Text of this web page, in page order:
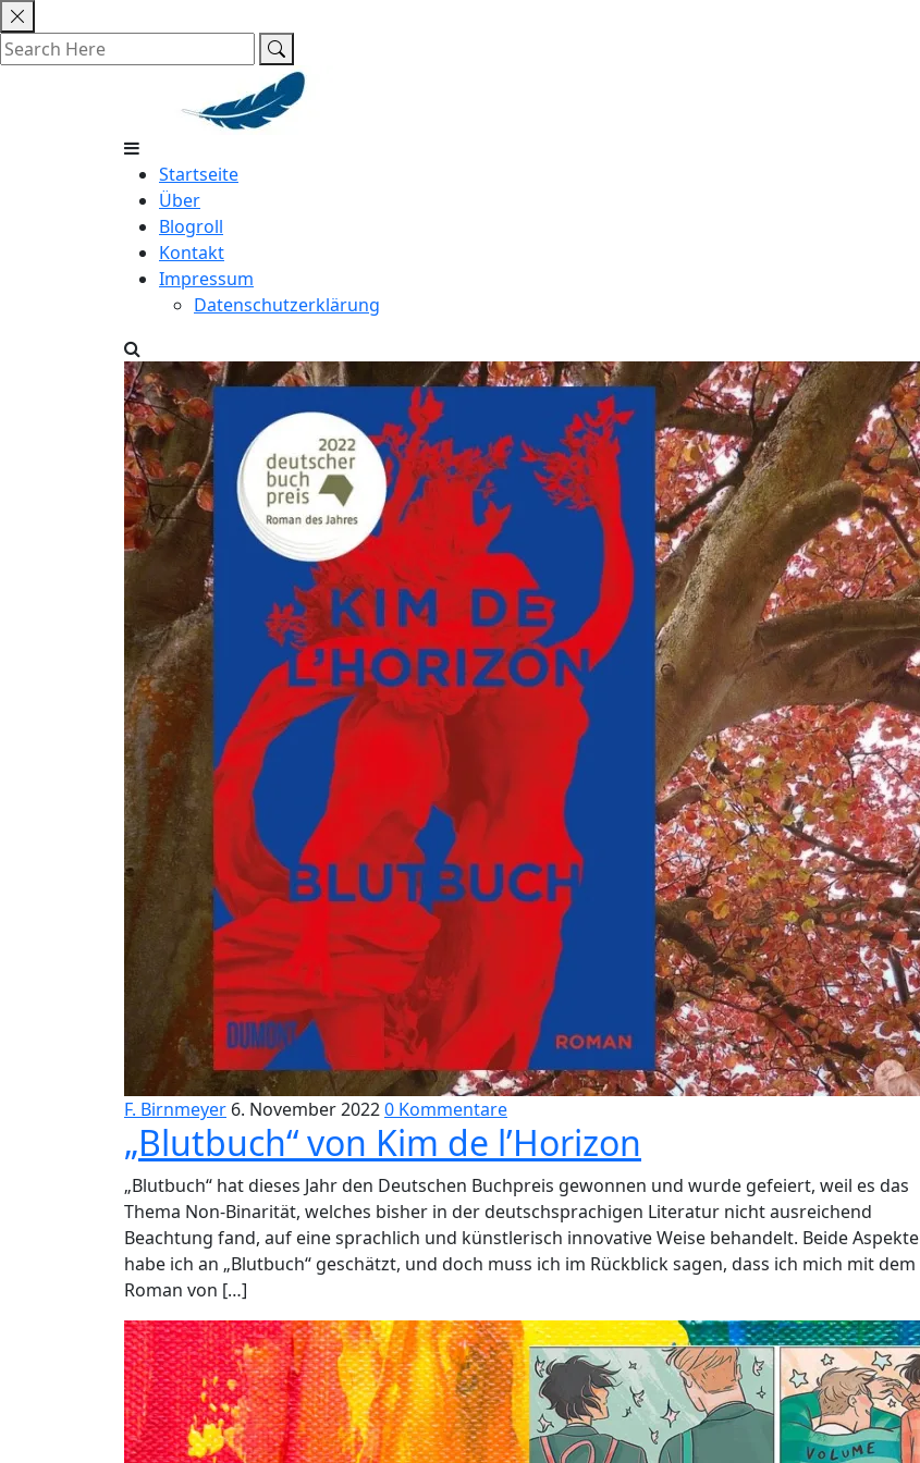
Skip
to
content
Startseite
Über
Blogroll
Kontakt
Impressum
Datenschutzerklärung
F. Birnmeyer 6. November 20220 Kommentare
„Blutbuch“ von Kim de l’Horizon
„Blutbuch“ hat dieses Jahr den Deutschen Buchpreis gewonnen und wurde gefeiert, weil es das
Thema Non-Binarität, welches bisher in der deutschsprachigen Literatur nicht ausreichend
Beachtung fand, auf eine sprachlich und künstlerisch innovative Weise behandelt. Beide Aspekte
habe ich an „Blutbuch“ geschätzt, und doch muss ich im Rückblick sagen, dass ich mich mit dem
Roman von […]